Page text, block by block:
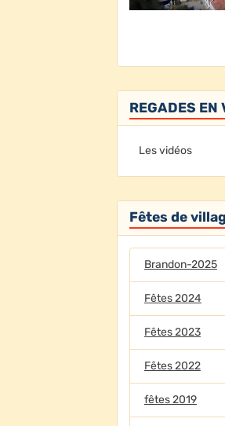
REGADES EN
Les vidéos
Fêtes de
Brandon-2025
Fêtes 2024
Fêtes 2023
Fêtes 2022
fêtes 2019